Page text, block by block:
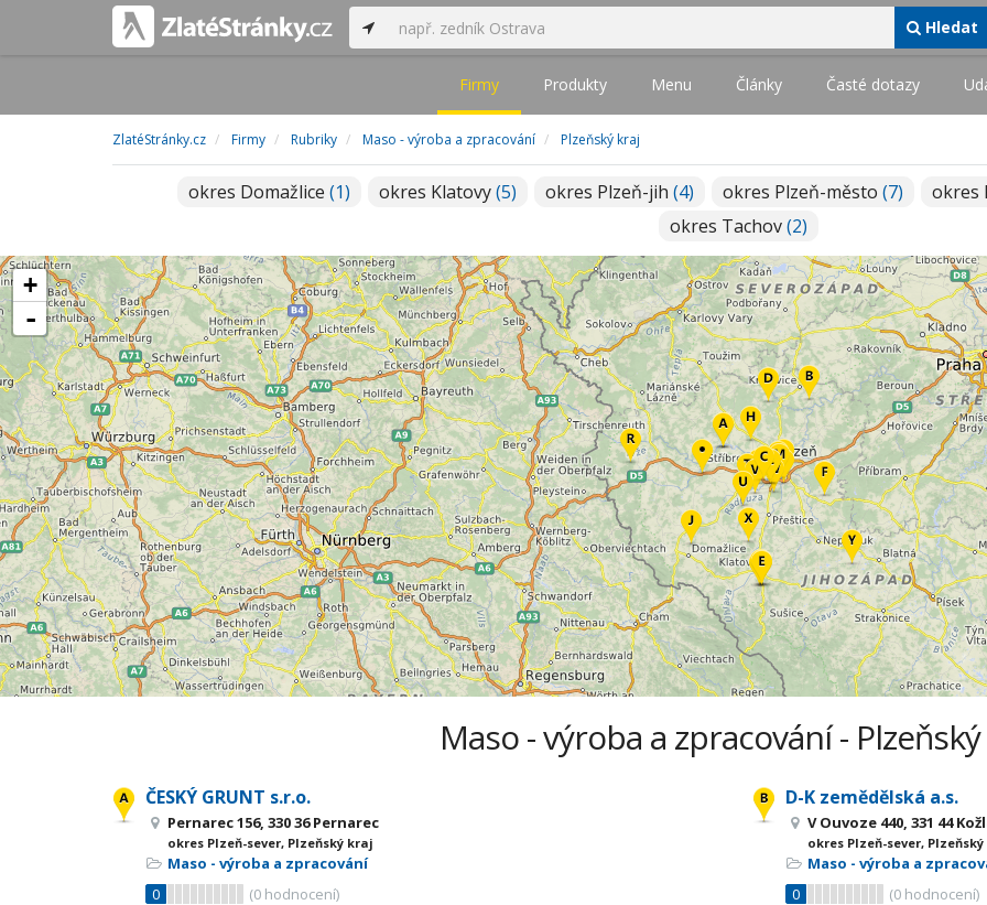
Hledat
Firmy Produkty Menu Články Časté dotazy
ZlatéStránky.cz Firmy Rubriky Maso - výroba a zpracování Plzeňský kraj
okres Domažlice (1) okres Klatovy(5) okres Plzeň-jih (4) okres Plzeň-město (7) okres
okres Tachov(2)
+
-
Maso - výroba a zpracování -
ČESKÝ GRUNT s.r.o.
Pernarec 156, 330 36 Pernarec
okres Plzeň-sever, Plzeňský kraj
Maso - výroba a zpracování
0
(0 hodnocení)
D-K zemědělská a.s.
V Ouvoze 440, 331 44
okres Plzeň-sever,
Maso - výroba a
0
(0 hodnocení)